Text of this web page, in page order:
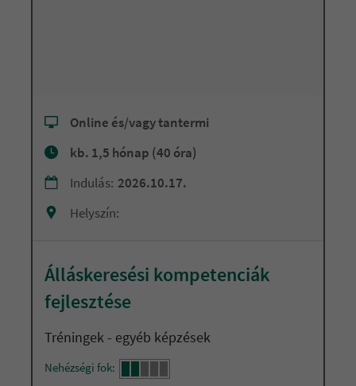
Online és/vagy tantermi
kb. 1,5 hónap (40 óra)
Indulás: 2026.10.17.
Helyszín:
Álláskeresési kompetenciák
fejlesztése
Tréningek - egyéb képzések
Nehézségi fok: